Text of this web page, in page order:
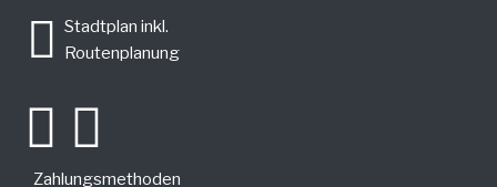
Stadtplan inkl.
Routenplanung
Zahlungsmethoden